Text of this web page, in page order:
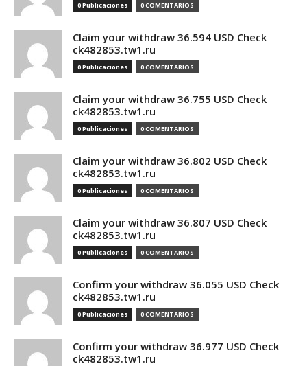
0 Publicaciones 0 COMENTARIOS
Claim your withdraw 36.594 USD Check
ck482853.tw1.ru
0 Publicaciones 0 COMENTARIOS
Claim your withdraw 36.755 USD Check
ck482853.tw1.ru
0 Publicaciones 0 COMENTARIOS
Claim your withdraw 36.802 USD Check
ck482853.tw1.ru
0 Publicaciones 0 COMENTARIOS
Claim your withdraw 36.807 USD Check
ck482853.tw1.ru
0 Publicaciones 0 COMENTARIOS
Confirm your withdraw 36.055 USD Check
ck482853.tw1.ru
0 Publicaciones 0 COMENTARIOS
Confirm your withdraw 36.977 USD Check
ck482853.tw1.ru